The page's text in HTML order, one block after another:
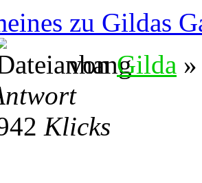
zu Gildas
vonGilda
Klicks